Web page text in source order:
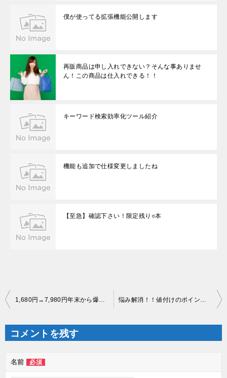
僕が使ってる拡張機能公開します
再販商品は申し入れできない？そんな事ありませ
ん！この商品は仕入れできる！！
キーワード検索効率化ツール紹介
機能も追加で仕様変更しましたね
【至急】確認下さい！限定残り○本
投
稿
ナ
ゲ
ー
シ
ン
コメントを残す
名前 必須